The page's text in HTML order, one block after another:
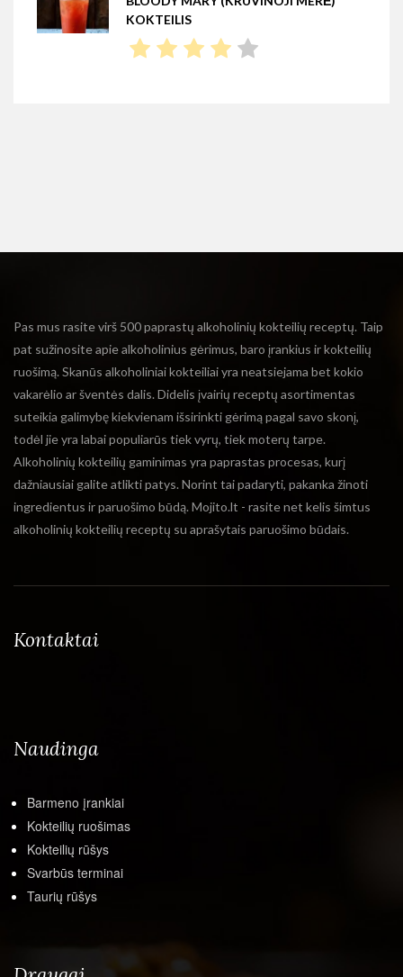
KOKTEILIS
Pas mus rasite virš 500 paprastų alkoholinių kokteilių receptų. Taip
pat sužinosite apie alkoholinius gėrimus, baro įrankius ir kokteilių
ruošimą. Skanūs alkoholiniai kokteiliai yra neatsiejama bet kokio
vakarėlio ar šventės dalis. Didelis įvairių receptų asortimentas
suteikia galimybę kiekvienam išsirinkti gėrimą pagal savo skonį,
todėl jie yra labai populiarūs tiek vyrų, tiek moterų tarpe.
Alkoholinių kokteilių gaminimas yra paprastas procesas, kurį
dažniausiai galite atlikti patys. Norint tai padaryti, pakanka žinoti
ingredientus ir paruošimo būdą. Mojito.lt - rasite net kelis šimtus
alkoholinių kokteilių receptų su aprašytais paruošimo būdais.
Kontaktai
Naudinga
Barmeno įrankiai
Kokteilių ruošimas
Kokteilių rūšys
Svarbūs terminai
Taurių rūšys